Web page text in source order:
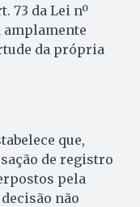
73 da Lei nº
amplamente
da própria
que,
de registro
pela
não